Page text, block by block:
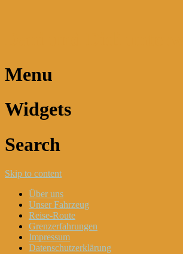
Menu
Widgets
Search
Skip to content
Über uns
Unser Fahrzeug
Reise-Route
Grenzerfahrungen
Impressum
Datenschutzerklärung